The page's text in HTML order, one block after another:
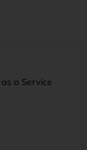
a Service